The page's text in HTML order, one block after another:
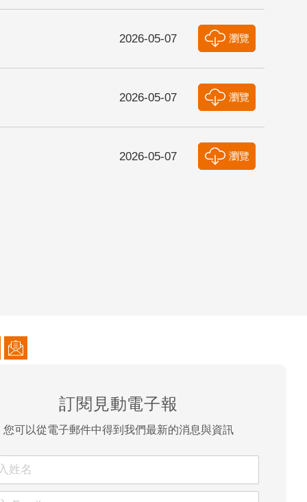
2026-05-07 瀏覽
2026-05-07 瀏覽
2026-05-07 瀏覽
訂閱見動電子報
您可以從電子郵件中得到我們最新的消息與資訊